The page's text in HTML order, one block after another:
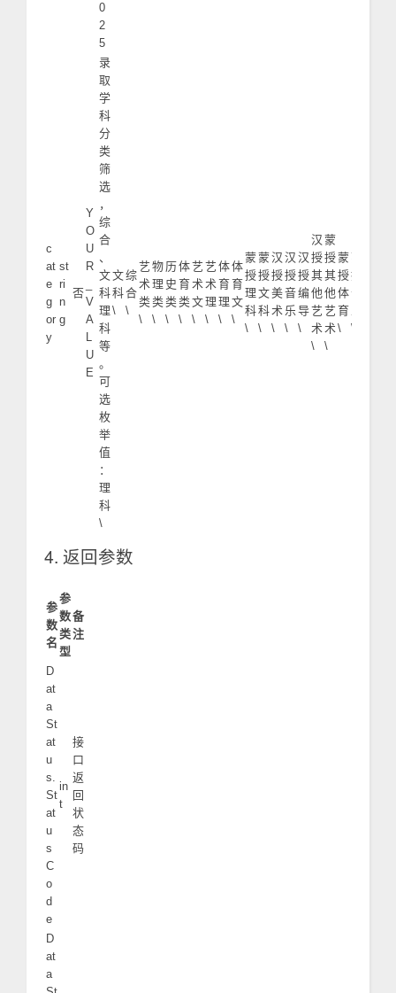
0
2
5
c
at
e
g
or
y
st
ri
n
g
否
Y
O
U
R
V
A
L
U
E
录
取
学
科
分
类
筛
选
，
综
合
、
文
科
理
科
等
。
可
选
枚
举
值
：
理
科
\
文
科
\
综
合
\
艺
术
类
\
物
理
类
\
历
史
类
\
体
育
类
\
艺
术
文
\
艺
术
理
\
体
育
理
\
体
育
文
\
蒙
授
理
科
\
蒙
授
文
科
\
汉
授
美
术
\
汉
授
音
乐
\
汉
授
编
导
\
汉
授
其
他
艺
术
\
蒙
授
其
他
艺
术
\
蒙
授
体
育
\
蒙
授
音
\
4. 返回参数
参
数
名
参
数
类
型
备
注
D
at
a
St
at
u
s.
St
at
u
s
C
o
d
e
in
t
接
口
返
回
状
态
码
D
at
a